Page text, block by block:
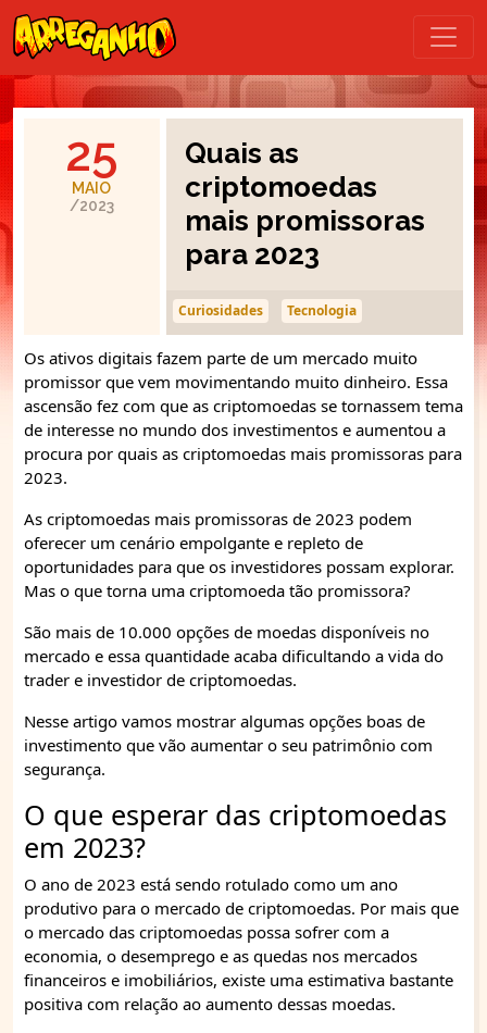
25
MAIO
/2023
Quais as
criptomoedas
mais promissoras
para 2023
Curiosidades Tecnologia
Os ativos digitais fazem parte de um mercado muito
promissor que vem movimentando muito dinheiro. Essa
ascensão fez com que as criptomoedas se tornassem tema
de interesse no mundo dos investimentos e aumentou a
procura por quais as criptomoedas mais promissoras para
2023.
As criptomoedas mais promissoras de 2023 podem
oferecer um cenário empolgante e repleto de
oportunidades para que os investidores possam explorar.
Mas o que torna uma criptomoeda tão promissora?
São mais de 10.000 opções de moedas disponíveis no
mercado e essa quantidade acaba dificultando a vida do
trader e investidor de criptomoedas.
Nesse artigo vamos mostrar algumas opções boas de
investimento que vão aumentar o seu patrimônio com
segurança.
O que esperar das criptomoedas
em 2023?
O ano de 2023 está sendo rotulado como um ano
produtivo para o mercado de criptomoedas. Por mais que
o mercado das criptomoedas possa sofrer com a
economia, o desemprego e as quedas nos mercados
financeiros e imobiliários, existe uma estimativa bastante
positiva com relação ao aumento dessas moedas.